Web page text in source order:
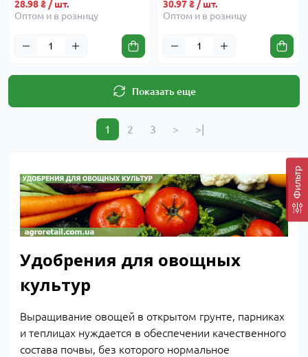
Фильтр
28.98 ₴ / шт.
Оптом и в розницу
30.97 ₴ / шт.
Оптом и в розницу
Показать еще
1 2 3 > >|
Удобрения для овощных
культур
Выращивание овощей в открытом грунте, парниках
и теплицах нуждается в обеспечении качественного
состава почвы, без которого нормальное